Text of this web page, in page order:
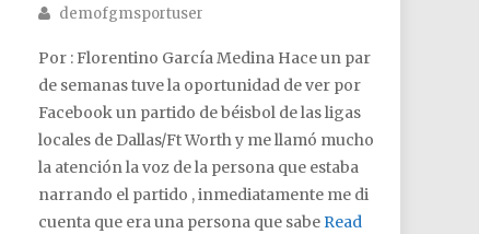
Author
demofgmsportuser
Por : Florentino García Medina Hace un par
de semanas tuve la oportunidad de ver por
Facebook un partido de béisbol de las ligas
locales de Dallas/Ft Worth y me llamó mucho
la atención la voz de la persona que estaba
narrando el partido , inmediatamente me di
cuenta que era una persona que sabe Read